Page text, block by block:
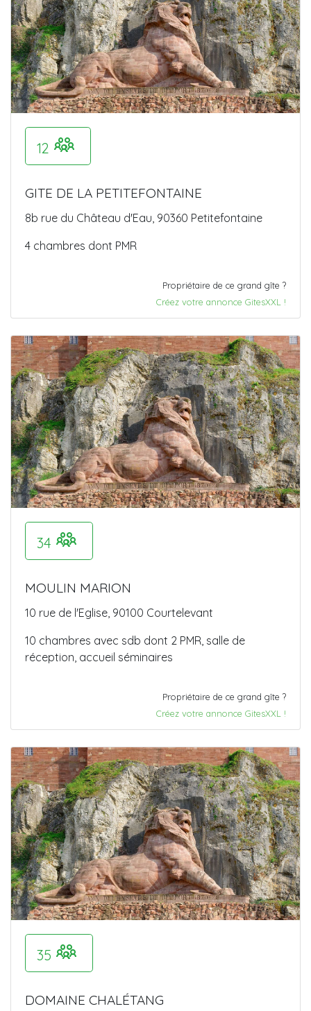
12
GITE DE LA PETITEFONTAINE
8b rue du Château d'Eau, 90360 Petitefontaine
4 chambres dont PMR
Propriétaire de ce grand gîte ?
Créez votre annonce GitesXXL !
34
MOULIN MARION
10 rue de l'Eglise, 90100 Courtelevant
10 chambres avec sdb dont 2 PMR, salle de
réception, accueil séminaires
Propriétaire de ce grand gîte ?
Créez votre annonce GitesXXL !
35
DOMAINE CHALÉTANG